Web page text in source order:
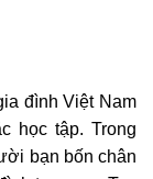
đình Việt Nam
học tập. Trong
bạn bốn chân